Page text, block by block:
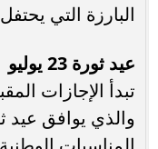
البارزة التي
عيد ثورة 23 يوليو
والذي يوافق عيد